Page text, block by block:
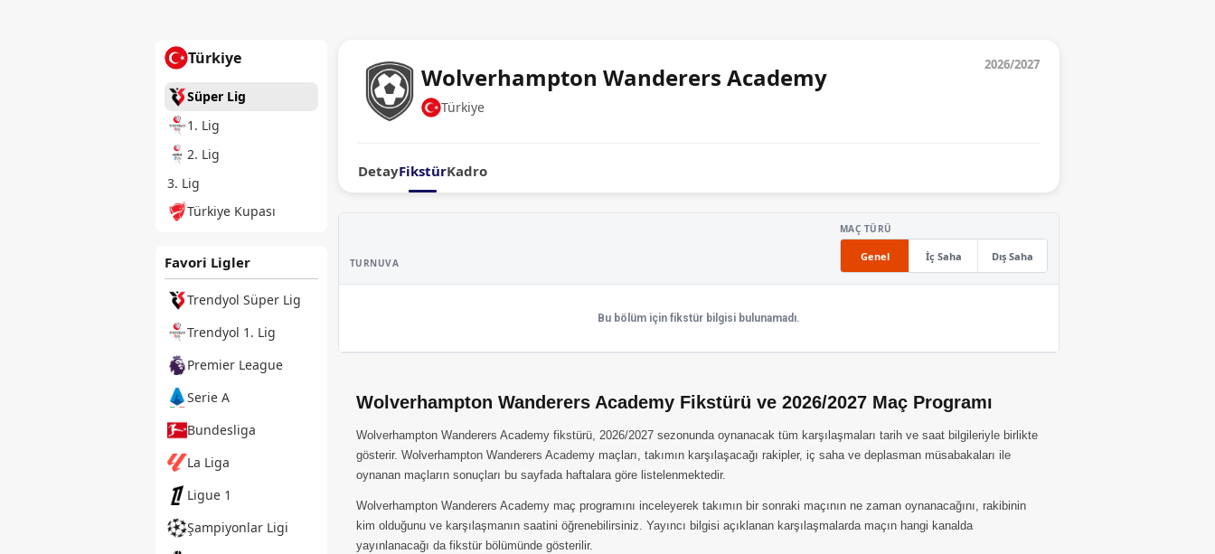
Türkiye
Süper Lig
1. Lig
2. Lig
3. Lig
Türkiye Kupası
Favori Ligler
Trendyol Süper Lig
Trendyol 1. Lig
Premier League
Serie A
Bundesliga
La Liga
Ligue 1
Şampiyonlar Ligi
2026/2027
Wolverhampton Wanderers Academy
Türkiye
DetayFikstürKadro
TURNUVA
MAÇ TÜRÜ
Genel İç Saha Dış Saha
Bu bölüm için fikstür bilgisi bulunamadı.
Wolverhampton Wanderers Academy Fikstürü ve 2026/2027 Maç Programı
Wolverhampton Wanderers Academy fikstürü, 2026/2027 sezonunda oynanacak tüm karşılaşmaları tarih ve saat bilgileriyle birlikte
gösterir. Wolverhampton Wanderers Academy maçları, takımın karşılaşacağı rakipler, iç saha ve deplasman müsabakaları ile
oynanan maçların sonuçları bu sayfada haftalara göre listelenmektedir.
Wolverhampton Wanderers Academy maç programını inceleyerek takımın bir sonraki maçının ne zaman oynanacağını, rakibinin
kim olduğunu ve karşılaşmanın saatini öğrenebilirsiniz. Yayıncı bilgisi açıklanan karşılaşmalarda maçın hangi kanalda
yayınlanacağı da fikstür bölümünde gösterilir.